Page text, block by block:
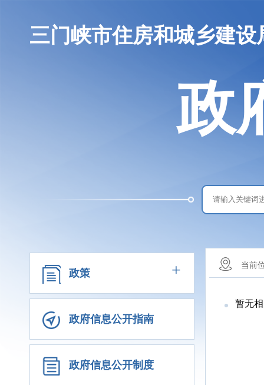
三门峡市住房和城乡建设
政
政策 +
政府信息公开指南
政府信息公开制度
当前
暂无